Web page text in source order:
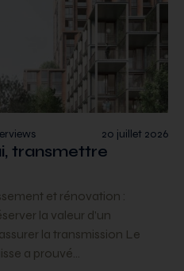
20 juillet 2026
transmettre
et rénovation :
la valeur d’un
la transmission Le
a prouvé…